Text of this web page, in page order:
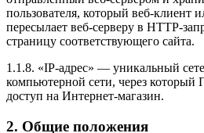
пользователя, который веб-клиент
пересылает веб-серверу в HTTP-
страницу соответствующего сайта.
1.1.8. «IP-адрес» — уникальный
компьютерной сети, через который
доступ на Интернет-магазин.
2. Общие положения